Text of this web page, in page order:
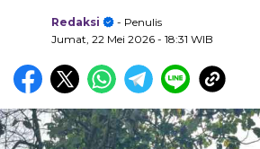
Redaksi
- Penulis
Jumat, 22 Mei 2026 - 18:31 WIB